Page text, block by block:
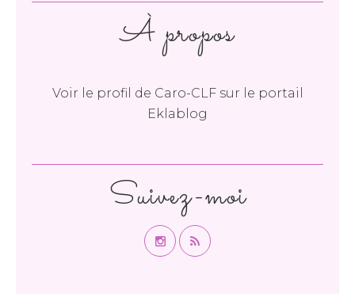
Suivez-moi
À propos
Voir le profil de Caro-CLFsur le portail
Eklablog